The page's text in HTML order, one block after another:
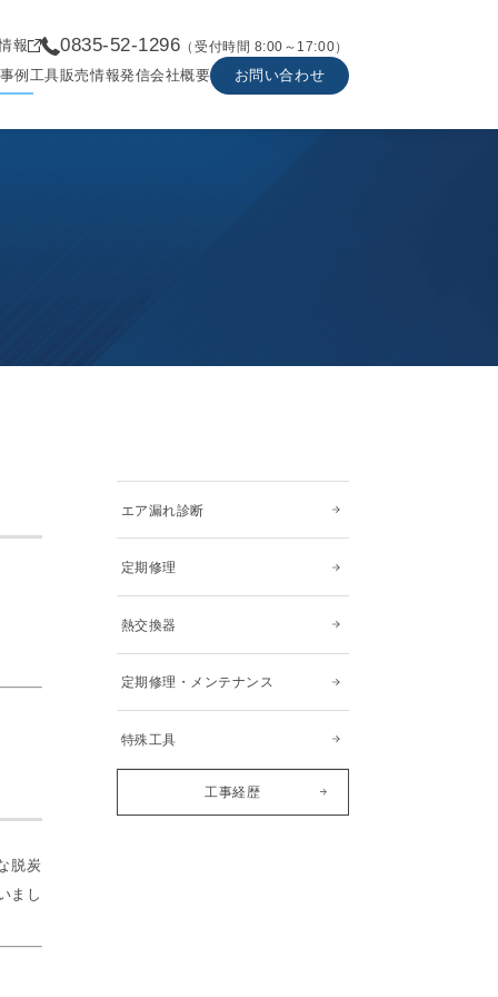
報 0835-52-1296 （受付時間 8:00～17:00）
例 工具販売情報発信会社概要 お問い合わせ
脱炭
まし
エア漏れ診断
定期修理
熱交換器
定期修理・メンテナンス
特殊工具
工事経歴